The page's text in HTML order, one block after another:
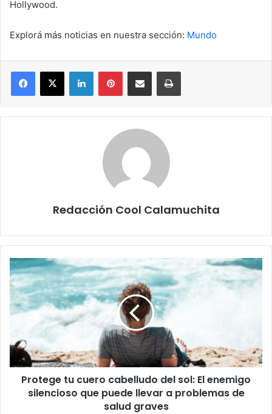
Hollywood.
Explorá más noticias en nuestra sección: Mundo
Facebook
X LinkedInPinterestCompartir por correo electrónicoImprimir
Redacción Cool Calamuchita
Protege
tu
cuero
cabelludo
del
enemigo
silencioso
que
puede
Protege tu cuero cabelludo del sol: El enemigo
silencioso que puede llevar a problemas de
salud graves